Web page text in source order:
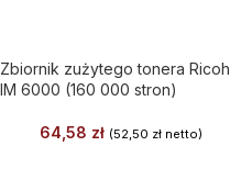
Zbiornik zużytego tonera Ricoh
IM 6000 (160 000 stron)
64,58 zł (52,50 złnetto)